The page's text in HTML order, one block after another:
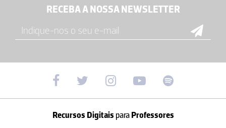
RECEBA A NOSSA NEWSLETTER
Recursos Digitais paraProfessores